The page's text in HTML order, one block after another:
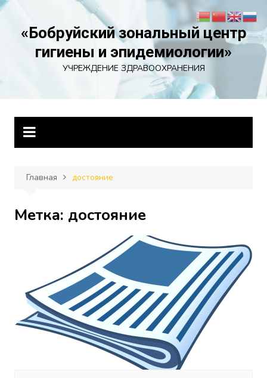
Перейти
содержимому
«Бобруйский зональный центр
гигиены и эпидемиологии»
УЧРЕЖДЕНИЕ ЗДРАВООХРАНЕНИЯ
Главная достояние
Метка: достояние